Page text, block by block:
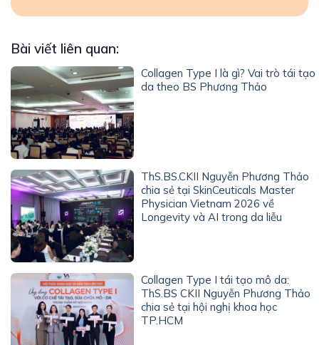
Bài viết liên quan:
Collagen Type I là gì? Vai trò tái tạo
da theo BS Phương Thảo
ThS.BS.CKII Nguyễn Phương Thảo
chia sẻ tại SkinCeuticals Master
Physician Vietnam 2026 về
Longevity và AI trong da liễu
Collagen Type I tái tạo mô da:
ThS.BS CKII Nguyễn Phương Thảo
chia sẻ tại hội nghị khoa học
TP.HCM